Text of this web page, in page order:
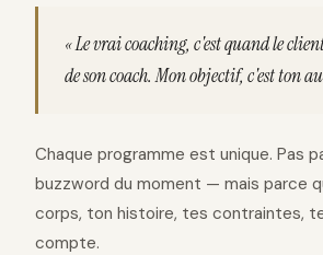
« Le vrai coaching, c'est quand le
de son coach. Mon objectif, c'est ton
Chaque programme est unique. Pas
buzzword du moment — mais parce
corps, ton histoire, tes contraintes,
compte.